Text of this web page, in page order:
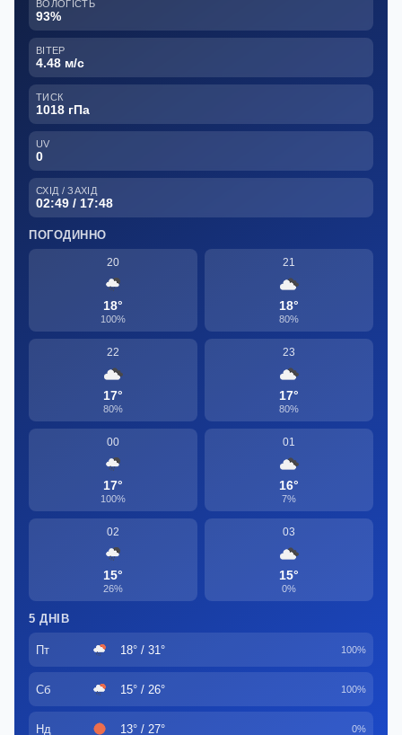
ВОЛОГІСТЬ
93%
ВІТЕР
4.48 м/с
ТИСК
1018 гПа
UV
0
СХІД / ЗАХІД
02:49 / 17:48
ПОГОДИННО
20
18°
100%
21
18°
80%
22
17°
80%
23
17°
80%
00
17°
100%
01
16°
7%
02
15°
26%
03
15°
0%
5 ДНІВ
Пт 18° / 31° 100%
Сб 15° / 26° 100%
Нд 13° / 27° 0%